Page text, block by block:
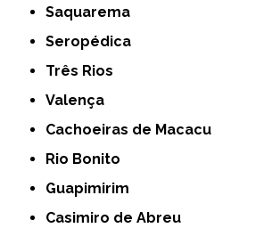
Saquarema
Seropédica
Três Rios
Valença
Cachoeiras de Macacu
Rio Bonito
Guapimirim
Casimiro de Abreu